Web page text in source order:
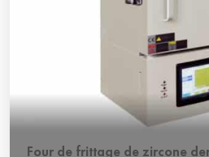
Four de frittage de zircone